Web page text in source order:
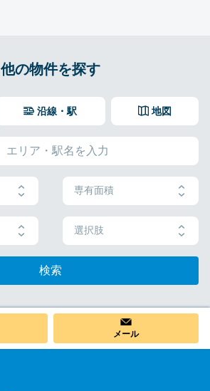
他の物件を探す
地図
沿線・駅
専有面積
選択肢
検索
メール